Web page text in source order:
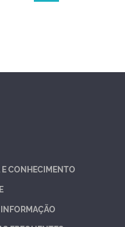
CONHECIMENTO